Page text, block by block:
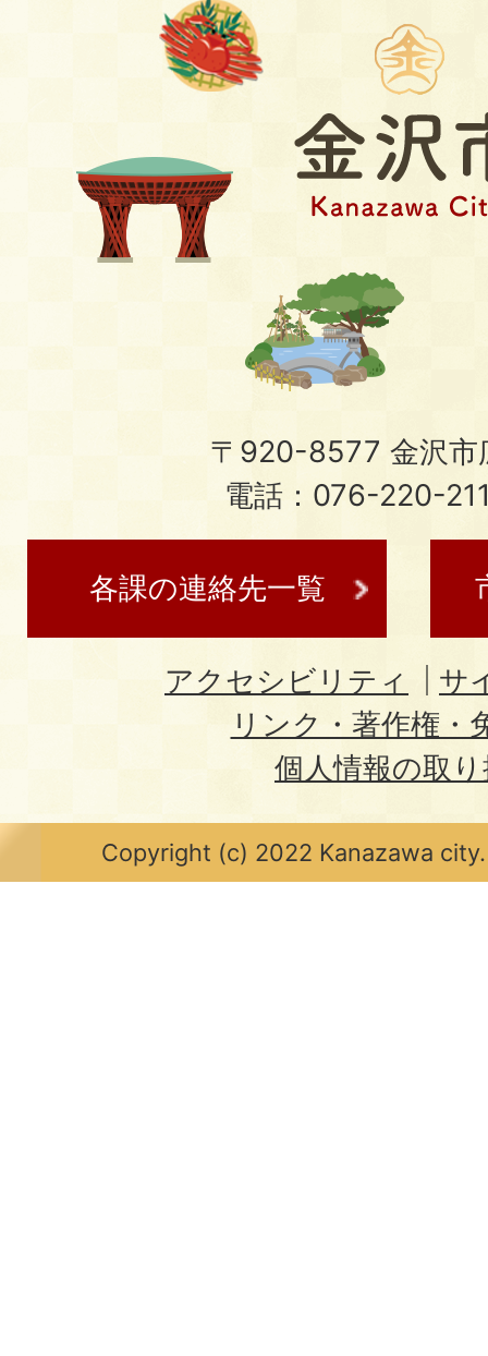
〒920-8577 金沢市
電話：076-220-
各課の連絡先一覧
アクセシビリティ
サ
リンク・著作権・
個人情報の取
Copyright (c) 2022 Kanazawa